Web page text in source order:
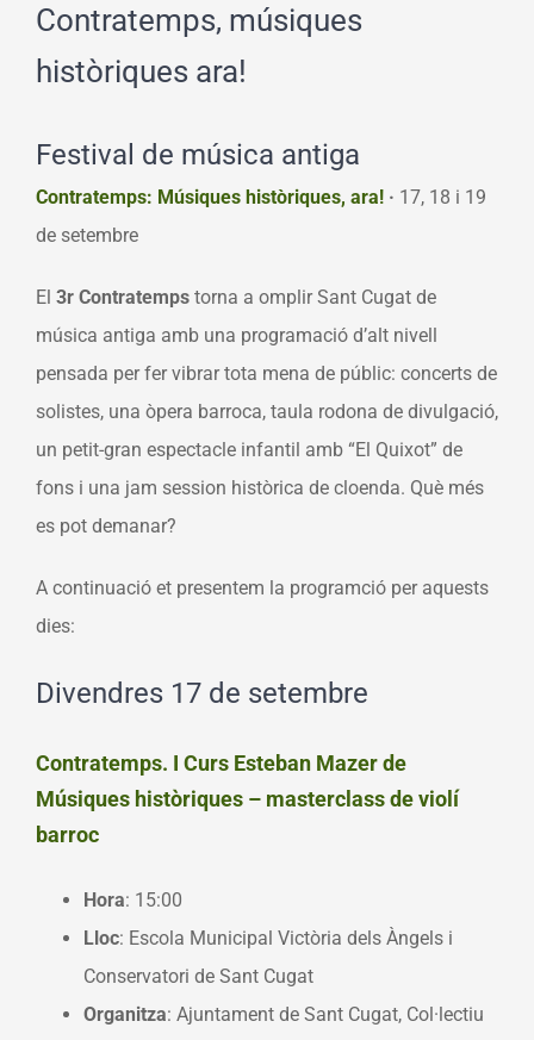
Contratemps, músiques
històriques ara!
Festival de música antiga
Contratemps: Músiques històriques, ara! · 17, 18 i 19
de setembre
El 3r Contratempstorna a omplir Sant Cugat de
música antiga amb una programació d’alt nivell
pensada per fer vibrar tota mena de públic: concerts de
solistes, una òpera barroca, taula rodona de divulgació,
un petit-gran espectacle infantil amb “El Quixot” de
fons i una jam session històrica de cloenda. Què més
es pot demanar?
A continuació et presentem la programció per aquests
dies:
Divendres 17 de setembre
Contratemps. I Curs Esteban Mazer de
Músiques històriques – masterclass de violí
barroc
Hora: 15:00
Lloc: Escola Municipal Victòria dels Àngels i
Conservatori de Sant Cugat
Organitza: Ajuntament de Sant Cugat, Col·lectiu